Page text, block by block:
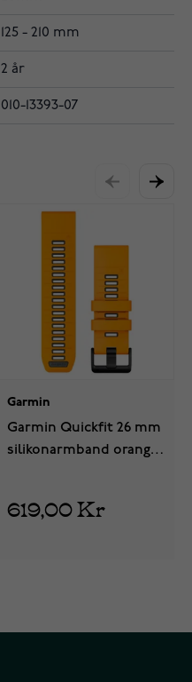
125 - 210 mm
2 år
010-13393-07
Garmin
Garmin Quickfit 26 mm
silikonarmband orange
619,00 Kr